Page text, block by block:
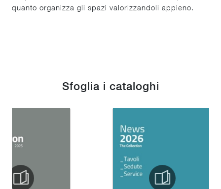
quanto organizza gli spazi valorizzandoli appieno.
Sfoglia i cataloghi